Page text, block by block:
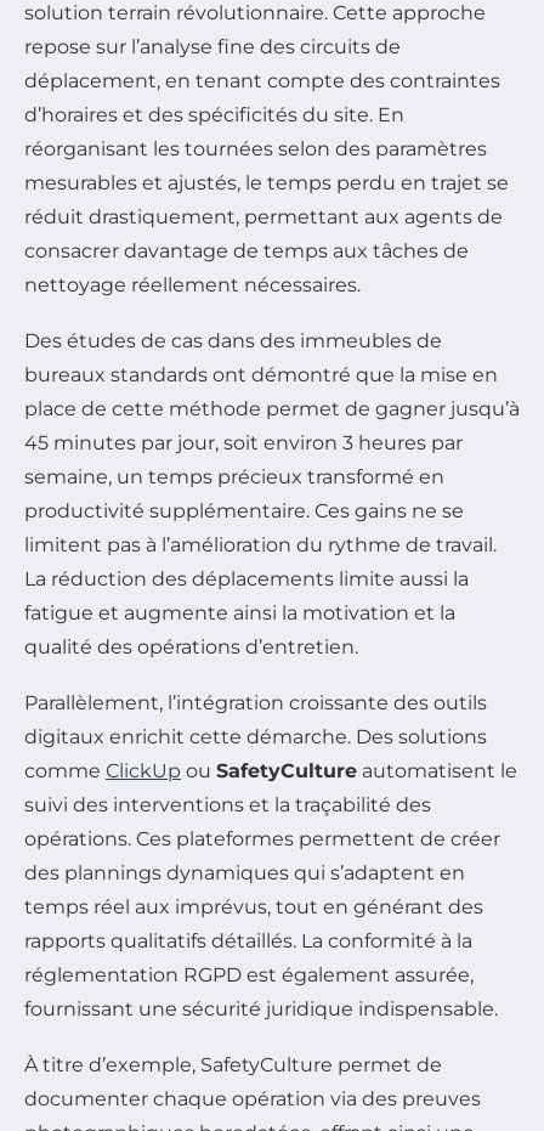
solution terrain révolutionnaire. Cette approche
repose sur l’analyse fine des circuits de
déplacement, en tenant compte des contraintes
d’horaires et des spécificités du site. En
réorganisant les tournées selon des paramètres
mesurables et ajustés, le temps perdu en trajet se
réduit drastiquement, permettant aux agents de
consacrer davantage de temps aux tâches de
nettoyage réellement nécessaires.
Des études de cas dans des immeubles de
bureaux standards ont démontré que la mise en
place de cette méthode permet de gagner jusqu’à
45 minutes par jour, soit environ 3 heures par
semaine, un temps précieux transformé en
productivité supplémentaire. Ces gains ne se
limitent pas à l’amélioration du rythme de travail.
La réduction des déplacements limite aussi la
fatigue et augmente ainsi la motivation et la
qualité des opérations d’entretien.
Parallèlement, l’intégration croissante des outils
digitaux enrichit cette démarche. Des solutions
comme ClickUp ou SafetyCulture automatisent le
suivi des interventions et la traçabilité des
opérations. Ces plateformes permettent de créer
des plannings dynamiques qui s’adaptent en
temps réel aux imprévus, tout en générant des
rapports qualitatifs détaillés. La conformité à la
réglementation RGPD est également assurée,
fournissant une sécurité juridique indispensable.
À titre d’exemple, SafetyCulture permet de
documenter chaque opération via des preuves